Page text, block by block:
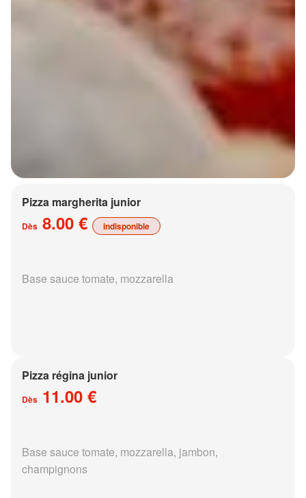
Pizza margherita junior
Dès 8.00 € indisponible
Base sauce tomate, mozzarella
Pizza régina junior
Dès 11.00 €
Base sauce tomate, mozzarella, jambon,
champignons